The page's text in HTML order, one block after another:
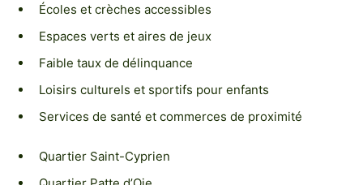
Écoles et crèches accessibles
Espaces verts et aires de jeux
Faible taux de délinquance
Loisirs culturels et sportifs pour enfants
Services de santé et commerces de proximité
Quartier Saint-Cyprien